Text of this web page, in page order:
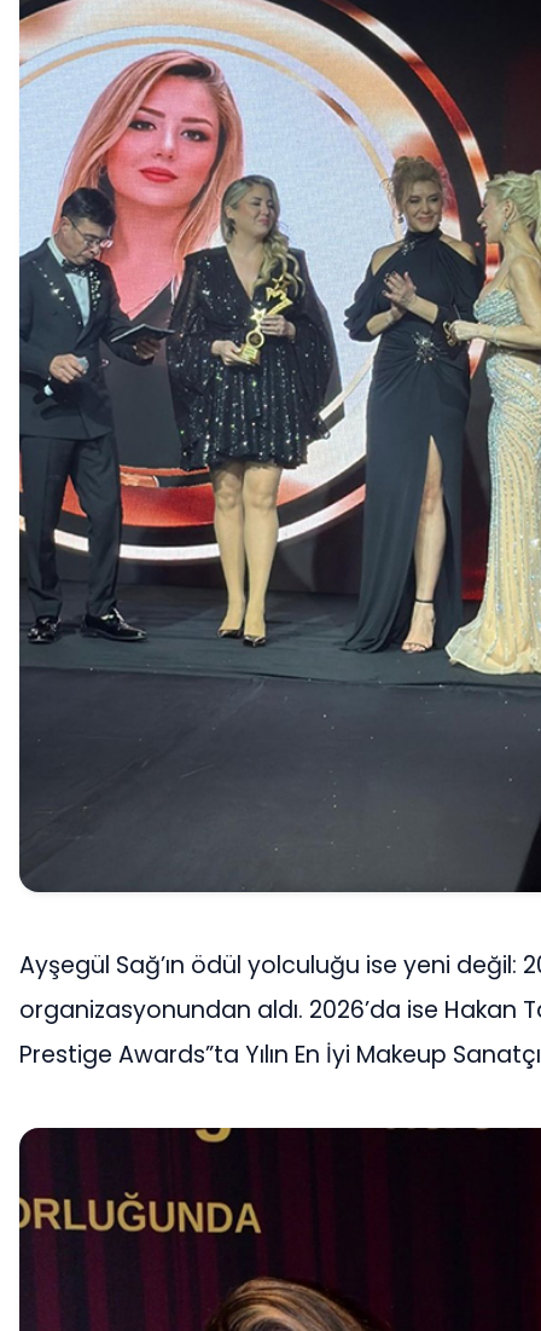
Ayşegül Sağ’ın ödül yolculuğu ise yeni değil:
organizasyonundan aldı. 2026’da ise Hakan
Prestige Awards”ta Yılın En İyi Makeup